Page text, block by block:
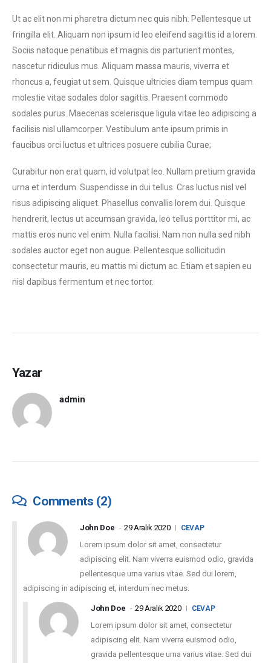
Ut ac elit non mi pharetra dictum nec quis nibh. Pellentesque ut
fringilla elit. Aliquam non ipsum id leo eleifend sagittis id a lorem.
Sociis natoque penatibus et magnis dis parturient montes,
nascetur ridiculus mus. Aliquam massa mauris, viverra et
rhoncus a, feugiat ut sem. Quisque ultricies diam tempus quam
molestie vitae sodales dolor sagittis. Praesent commodo
sodales purus. Maecenas scelerisque ligula vitae leo adipiscing a
facilisis nisl ullamcorper. Vestibulum ante ipsum primis in
faucibus orci luctus et ultrices posuere cubilia Curae;
Curabitur non erat quam, id volutpat leo. Nullam pretium gravida
urna et interdum. Suspendisse in dui tellus. Cras luctus nisl vel
risus adipiscing aliquet. Phasellus convallis lorem dui. Quisque
hendrerit, lectus ut accumsan gravida, leo tellus porttitor mi, ac
mattis eros nunc vel enim. Nulla facilisi. Nam non nulla sed nibh
sodales auctor eget non augue. Pellentesque sollicitudin
consectetur mauris, eu mattis mi dictum ac. Etiam et sapien eu
nisl dapibus fermentum et nec tortor.
Yazar
admin
Comments (2)
John Doe 29 Aralık 2020 CEVAP
Lorem ipsum dolor sit amet, consectetur
adipiscing elit. Nam viverra euismod odio, gravida
pellentesque urna varius vitae. Sed dui lorem,
adipiscing in adipiscing et, interdum nec metus.
John Doe 29 Aralık 2020 CEVAP
Lorem ipsum dolor sit amet, consectetur
adipiscing elit. Nam viverra euismod odio,
gravida pellentesque urna varius vitae. Sed dui